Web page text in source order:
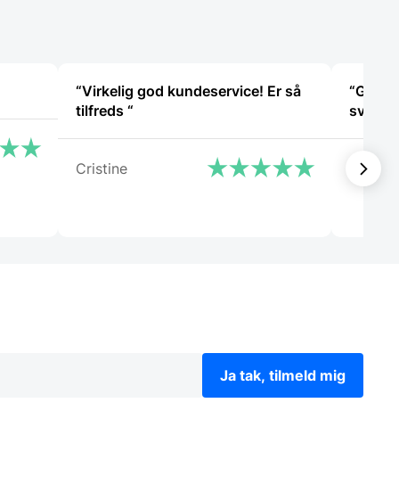
“Virkelig god kundeservice! Er så
tilfreds “
Cristine
“God
svaret
Kaj
Ja tak, tilmeld mig